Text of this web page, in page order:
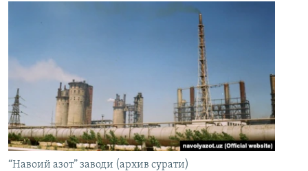
“Навоий азот” заводи (архив сурати)